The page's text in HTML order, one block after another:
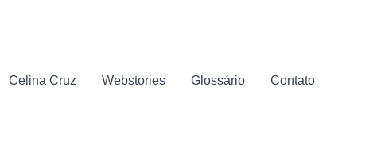
Celina Cruz Webstories Glossário Contato